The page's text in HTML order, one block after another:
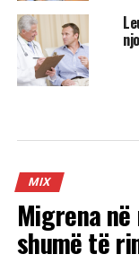
MIX
Migrena
shumë të